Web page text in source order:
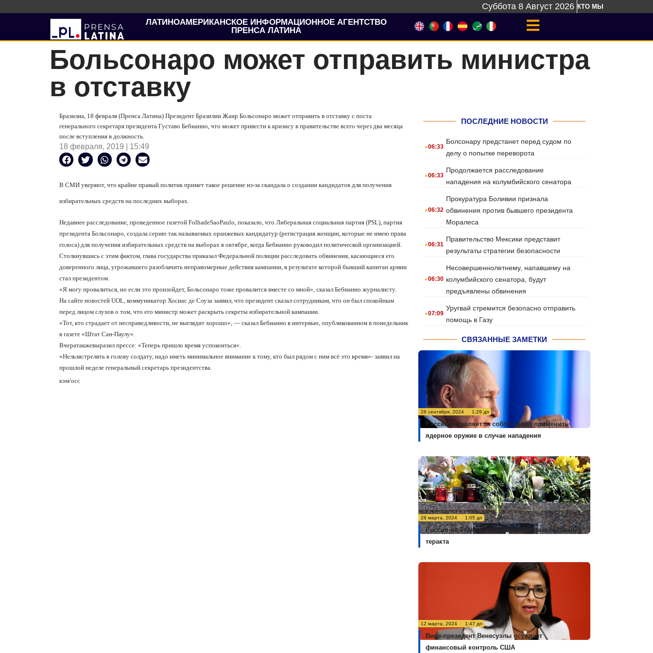
Суббота 8 Август 2026 КТО МЫ
ЛАТИНОАМЕРИКАНСКОЕ ИНФОРМАЦИОННОЕ АГЕНТСТВО
ПРЕНСА ЛАТИНА
Больсонаро может отправить министра
в отставку
Бразилиа, 18 февраля (Пренса Латина) Президент Бразилии Жаир Больсонаро может отправить в отставку с поста
генерального секретаря президента Густаво Бебианно, что может привести к кризису в правительстве всего через два месяца
после вступления в должность.
18 февраля, 2019 | 15:49
В СМИ уверяют, что крайне правый политик примет такое решение из-за скандала о создании кандидатов для получения
избирательных средств на последних выборах.
Недавнее расследование, проведенное газетой FolhadeSaoPaulo , показало, что Либеральная социальная партия (PSL), партия
президента Больсонаро, создала серию так называемых оранжевых кандидатур (регистрация женщин, которые не имею права
голоса) для получения избирательных средств на выборах в октябре, когда Бебианно руководил политической организацией.
Столкнувшись с этим фактом, глава государства приказал Федеральной полиции расследовать обвинения, касающиеся его
доверенного лица, угрожавшего разоблачить неправомерные действия кампании, в результате которой бывший капитан армии
стал президентом.
«Я могу провалиться, но если это произойдет, Больсонаро тоже провалится вместе со мной», сказал Бебианно журналисту.
На сайте новостей UOL коммуникатор Хосиас де Соуза заявил, что президент сказал сотрудникам, что он был спокойным
перед лицом слухов о том, что его министр может раскрыть секреты избирательной кампании.
«Тот, кто страдает от несправедливости, не выглядит хорошо», — сказал Бебианно в интервью, опубликованном в понедельник
в газете «Штат Сан-Паулу».
Вчератакжевыразил прессе: «Теперь пришло время успокоиться«.
«Нельзястрелять в голову солдату, надо иметь минимальное внимание к тому, кто был рядом с ним всё это время»- заявил на
прошлой неделе генеральный секретарь президентства.
кэм/осс
ПОСЛЕДНИЕ НОВОСТИ
.06:33
Болсонару предстанет перед судом по
делу о попытке переворота
.06:33
Продолжается расследование
нападения на колумбийского сенатора
.06:32
Прокуратура Боливии признала
обвинения против бывшего президента
Моралеса
.06:31
Правительство Мексики представит
результаты стратегии безопасности
.06:30
Несовершеннолетнему, напавшему на
колумбийского сенатора, будут
предъявлены обвинения
.07:09
Уругвай стремится безопасно отправить
помощь в Газу
СВЯЗАННЫЕ ЗАМЕТКИ
26 сентября, 2024 1:29 дп
Россия оставляет за собой право применить
ядерное оружие в случае нападения
26 марта, 2024 1:05 дп
Россия не будет комментировать расследование
теракта
12 марта, 2024 1:47 дп
Вице-президент Венесуэлы осуждает
финансовый контроль США